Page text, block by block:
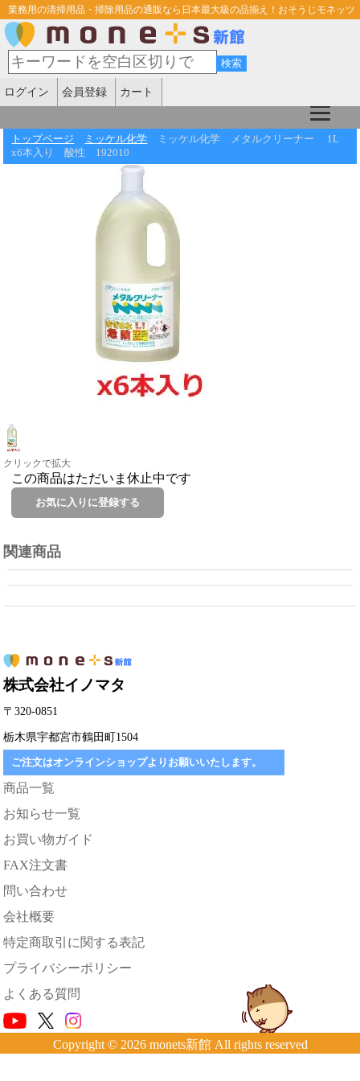
業務用の清掃用品・掃除用品の通販なら日本最大級の品揃え！おそうじモネッツ
ログイン 会員登録 カート
トップページ ミッケル化学
ミッケル化学 メタルクリーナー 1L
x6本入り 酸性 192010
クリックで拡大
この商品はただいま休止中です
関連商品
株式会社イノマタ
〒320-0851
栃木県宇都宮市鶴田町1504
ご注文はオンラインショップよりお願いいたします。
商品一覧
お知らせ一覧
お買い物ガイド
FAX注文書
問い合わせ
会社概要
特定商取引に関する表記
プライバシーポリシー
よくある質問
Copyright © 2026 monets新館 All rights reserved